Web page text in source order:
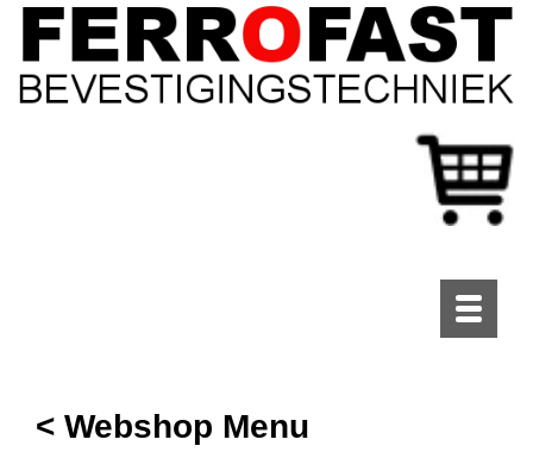
Toggle
< Webshop Menu